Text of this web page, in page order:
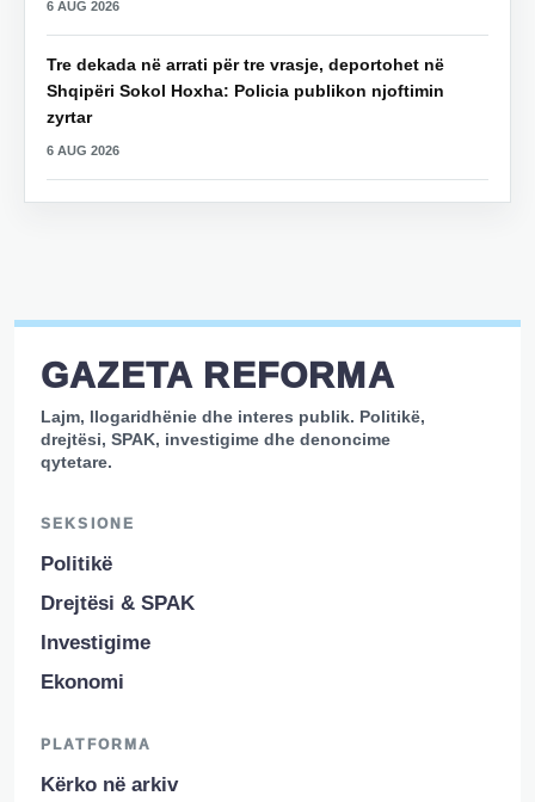
6 AUG 2026
Tre dekada në arrati për tre vrasje, deportohet në
Shqipëri Sokol Hoxha: Policia publikon njoftimin
zyrtar
6 AUG 2026
GAZETA REFORMA
Lajm, llogaridhënie dhe interes publik. Politikë,
drejtësi, SPAK, investigime dhe denoncime
qytetare.
SEKSIONE
Politikë
Drejtësi & SPAK
Investigime
Ekonomi
PLATFORMA
Kërko në arkiv